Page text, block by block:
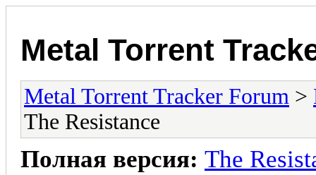
Metal Torrent
Metal Torrent Tracker Forum >
The Resistance
Полная версия: The